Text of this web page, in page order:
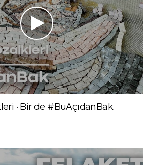
· Bir de #BuAçıdanBak